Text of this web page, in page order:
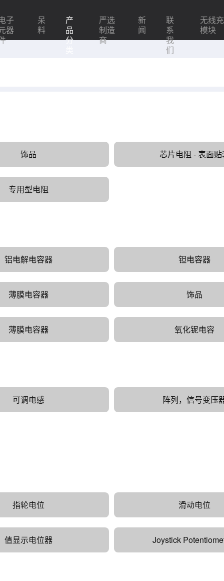
子
器
呆
料
产
品
分
严选
制造
商
新
闻
联
系
我
们
无线充
模块
饰品 芯片电阻 - 表面贴
专用型电阻
铝电解电容器 钽电容器
薄膜电容器 饰品
薄膜电容器 氧化铌电容
可调电感 阵列，信号变压
指轮电位 滑动电位
值显示电位器 Joystick